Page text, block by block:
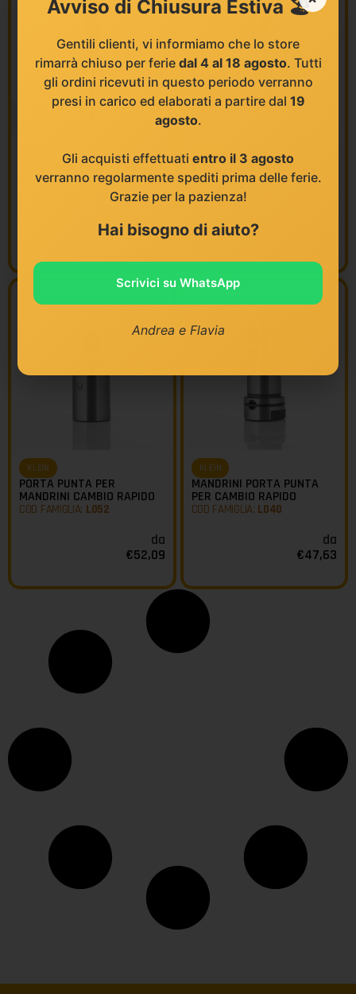
PUNTE PER MORTASARE A
TAGLIENTI AMBIDESTRI HW
S110 - S111
da
€74,13
KLEIN
PUNTE COMPONIBILI HW
PER FORI CIECHI Z2
COD FAMIGLIA:
KLEIN
PORTA PUNTA PER
MANDRINI CAMBIO RAPIDO
COD FAMIGLIA: L052
da
€52,09
KLEIN
MANDRINI PORTA PUNTA
PER CAMBIO RAPIDO
COD FAMIGLIA: L040
da
€47,63
Avviso di Chiusura Estiva 🏖️
Gentili clienti, vi informiamo che lo store
rimarrà chiuso per ferie dal 4 al 18 agosto. Tutti
gli ordini ricevuti in questo periodo verranno
presi in carico ed elaborati a partire dal 19
agosto.
Gli acquisti effettuati entro il 3 agosto
verranno regolarmente spediti prima delle ferie.
Grazie per la pazienza!
Hai bisogno di aiuto?
Scrivici su WhatsApp
Andrea e Flavia